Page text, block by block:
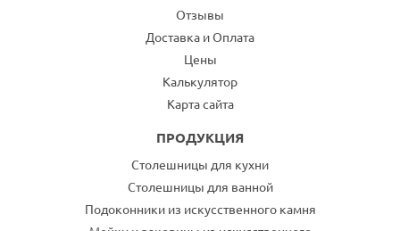
Отзывы
Доставка и Оплата
Цены
Калькулятор
Карта сайта
ПРОДУКЦИЯ
Столешницы для кухни
Столешницы для ванной
Подоконники из искусственного камня